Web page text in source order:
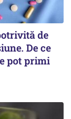
de
De ce
pot primi